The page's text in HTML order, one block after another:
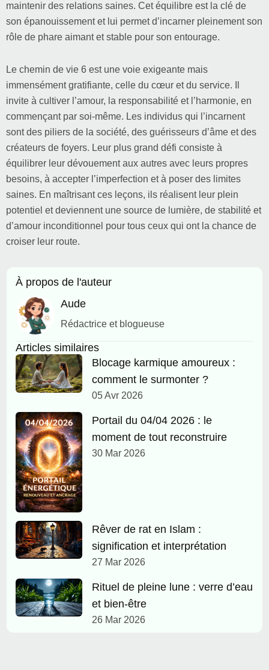
maintenir des relations saines. Cet équilibre est la clé de
son épanouissement et lui permet d’incarner pleinement son
rôle de phare aimant et stable pour son entourage.
Le chemin de vie 6 est une voie exigeante mais
immensément gratifiante, celle du cœur et du service. Il
invite à cultiver l’amour, la responsabilité et l’harmonie, en
commençant par soi-même. Les individus qui l’incarnent
sont des piliers de la société, des guérisseurs d’âme et des
créateurs de foyers. Leur plus grand défi consiste à
équilibrer leur dévouement aux autres avec leurs propres
besoins, à accepter l’imperfection et à poser des limites
saines. En maîtrisant ces leçons, ils réalisent leur plein
potentiel et deviennent une source de lumière, de stabilité et
d’amour inconditionnel pour tous ceux qui ont la chance de
croiser leur route.
À propos de l'auteur
Aude
Rédactrice et blogueuse
Articles similaires
Blocage karmique amoureux :
comment le surmonter ?
05 Avr 2026
Portail du 04/04 2026 : le
moment de tout reconstruire
30 Mar 2026
Rêver de rat en Islam :
signification et interprétation
27 Mar 2026
Rituel de pleine lune : verre d’eau
et bien-être
26 Mar 2026